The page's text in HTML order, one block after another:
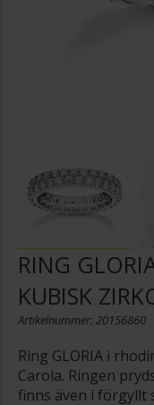
RING
KUBISK
Artikelnummer: 20156860
Ring GLORIA i
Carola. Ringen
finns även i förgyllt